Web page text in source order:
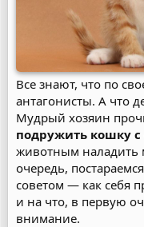
Все знают, что по
антагонисты. А что
Мудрый хозяин
подружить кошку с
животным наладить
очередь,
советом — как себя
и на что, в первую
внимание.